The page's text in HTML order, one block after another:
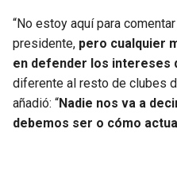
“No estoy aquí para
presidente, pero cualquier
en defender los intereses
diferente al resto de clubes
añadió: “Nadie nos va a
debemos ser o cómo